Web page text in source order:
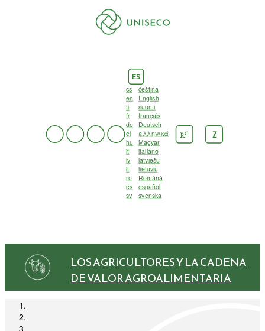
ES
cs
čeština
en
English
fi
suomi
fr
français
de
Deutsch
el
ελληνικά
hu
Magyar
it
italiano
lv
latviešu
lt
lietuvių
ro
Română
es
español
sv
svenska
RG Z
LOS AGRICULTORES Y LA CADENA
DE VALOR AGROALIMENTARIA